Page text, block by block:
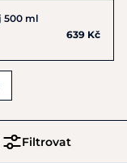
500 ml
639 Kč
Filtrovat